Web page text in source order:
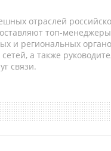
отраслей
топ-
и региональных
а также
связи.